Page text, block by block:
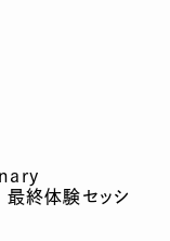
終体験セッシ